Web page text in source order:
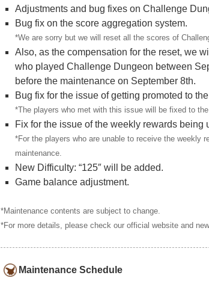
Adjustments and bug fixes on Challenge
Bug fix on the score aggregation system.
*We are sorry but we will reset all the scores of
Also, as the compensation for the reset, we
who played Challenge Dungeon between
before the maintenance on September 8th.
Bug fix for the issue of getting promoted to
*The players who met with this issue will be fixed to
Fix for the issue of the weekly rewards being
*For the players who are unable to receive the weekly
maintenance.
New Difficulty: “125″ will be added.
Game balance adjustment.
*Maintenance contents are subject to change.
*For more details, please check our official website and
Maintenance Schedule